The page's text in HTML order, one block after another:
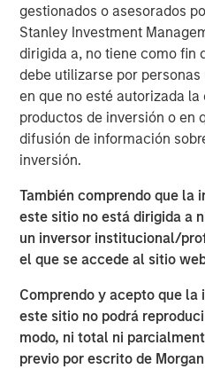
gestionados o asesorados
Stanley Investment
dirigida a, no tiene como fin
debe utilizarse por
en que no esté autorizada
productos de inversión o en
difusión de información
inversión.
También comprendo que la
este sitio no está dirigida a
un inversor institucional/
el que se accede al sitio
Comprendo y acepto que
este sitio no podrá
modo, ni total ni
previo por escrito de
Commenting on the
Director and Head of
“Security 101 has built a
strong record of organic
across complex customer
to partner with Greg and the
continued expansion and
investing in the platform to
experience and support
both local markets and
“We’re excited to team up
Partners to build on our
101’s leadership in